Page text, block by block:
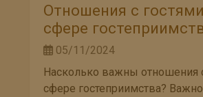
Отношения с
сфере
05/11/2024
Насколько важны отношения
сфере гостеприимства?